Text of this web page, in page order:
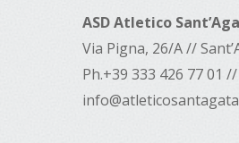
ASD Atletico
Via Pigna, 26/A //
Ph.+39 333 426 77 01